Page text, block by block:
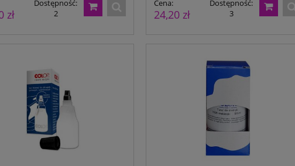
perforowany A5 do A6 - 80g
1000ark.
Dostępność:
884
Papier perforowany A4 80g 500ark. -
50mm od dolnej krawędzi
Dostępność:
791
zł
Dostępność:
2
Cena:
24,20 zł
Dostępność:
3